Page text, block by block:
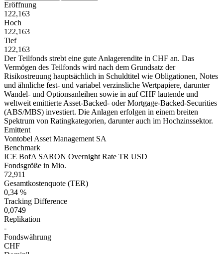
Eröffnung
122,163
Hoch
122,163
Tief
122,163
Der Teilfonds strebt eine gute Anlagerendite in CHF an. Das
Vermögen des Teilfonds wird nach dem Grundsatz der
Risikostreuung hauptsächlich in Schuldtitel wie Obligationen, Notes
und ähnliche fest- und variabel verzinsliche Wertpapiere, darunter
Wandel- und Optionsanleihen sowie in auf CHF lautende und
weltweit emittierte Asset-Backed- oder Mortgage-Backed-Securities
(ABS/MBS) investiert. Die Anlagen erfolgen in einem breiten
Spektrum von Ratingkategorien, darunter auch im Hochzinssektor.
Emittent
Vontobel Asset Management SA
Benchmark
ICE BofA SARON Overnight Rate TR USD
Fondsgröße in Mio.
72,911
Gesamtkostenquote (TER)
0,34 %
Tracking Difference
0,0749
Replikation
-
Fondswährung
CHF